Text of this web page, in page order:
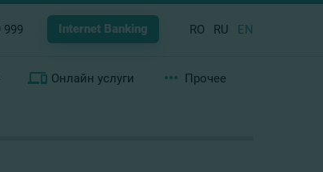
999 Internet Banking RO RU EN
Онлайн услуги Прочее